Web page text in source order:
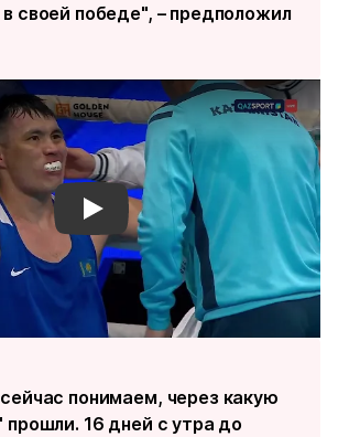
своей победе", – предположил
Смотреть видео YouTube
понимаем, через какую
прошли. 16 дней с утра до